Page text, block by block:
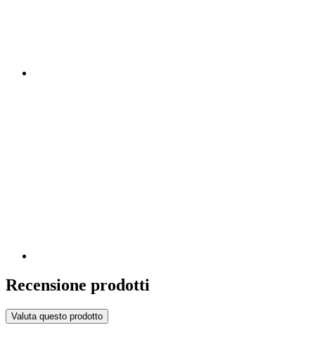
Recensione prodotti
Valuta questo prodotto